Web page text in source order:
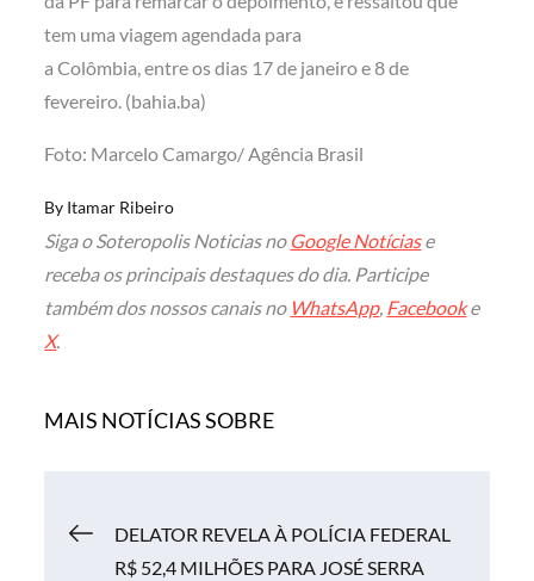
tem uma viagem agendada para
a Colômbia, entre os dias 17 de janeiro e 8 de
fevereiro. (bahia.ba)
Foto: Marcelo Camargo/ Agência Brasil
By Itamar Ribeiro
Siga o Soteropolis Noticias no Google Notíciase
receba os principais destaques do dia. Participe
também dos nossos canais no WhatsApp, Facebooke
X.
MAIS NOTÍCIAS SOBRE
Navegação
DELATOR REVELA À POLÍCIA FEDERAL
R$ 52,4 MILHÕES PARA JOSÉ SERRA